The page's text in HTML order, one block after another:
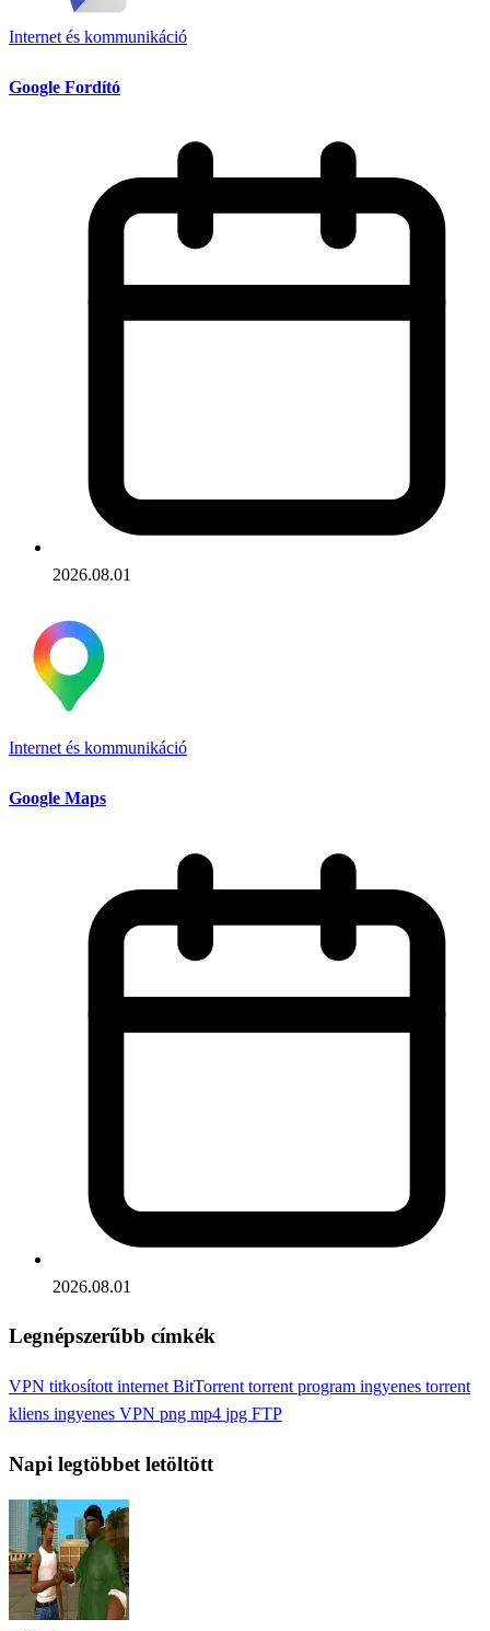
Internet és kommunikáció
Google Fordító
2026.08.01
Internet és kommunikáció
Google Maps
2026.08.01
Legnépszerűbb címkék
VPN titkosított internet BitTorrent torrent program ingyenes torrent
kliens ingyenes VPN png mp4 jpg FTP
Napi legtöbbet letöltött